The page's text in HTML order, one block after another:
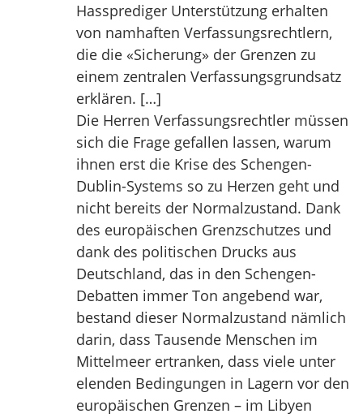
Hassprediger Unterstützung erhalten
von namhaften Verfassungsrechtlern,
die die «Sicherung» der Grenzen zu
einem zentralen Verfassungsgrundsatz
erklären. […]
Die Herren Verfassungsrechtler müssen
sich die Frage gefallen lassen, warum
ihnen erst die Krise des Schengen-
Dublin-Systems so zu Herzen geht und
nicht bereits der Normalzustand. Dank
des europäischen Grenzschutzes und
dank des politischen Drucks aus
Deutschland, das in den Schengen-
Debatten immer Ton angebend war,
bestand dieser Normalzustand nämlich
darin, dass Tausende Menschen im
Mittelmeer ertranken, dass viele unter
elenden Bedingungen in Lagern vor den
europäischen Grenzen – im Libyen